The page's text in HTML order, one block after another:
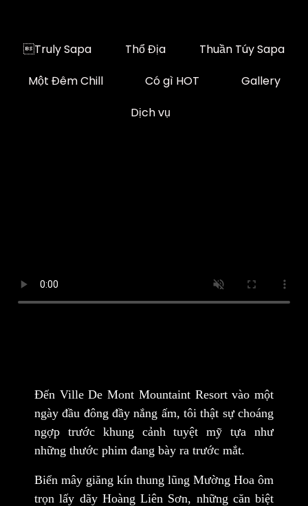
Truly Sapa Thổ Địa
Thuần Túy Sapa
Một Đêm Chill
Có gì HOT
Gallery
Dịch vụ
Đến Ville De Mont Mountaint Resortvào một
ngày đầu đông đầy nắng ấm, tôi thật sự choáng
ngợp trước khung cảnh tuyệt mỹ tựa như
những thước phim đang bày ra trước mắt.
Biển mây giăng kín thung lũng Mường Hoa ôm
trọn lấy dãy Hoàng Liên Sơn, những căn biệt